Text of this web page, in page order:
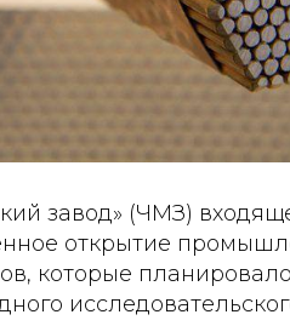
завод» (ЧМЗ)
открытие
которые